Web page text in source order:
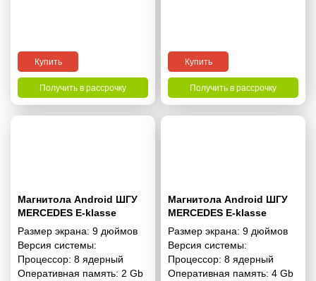
Купить
Получить в рассрочку
Купить
Получить в рассрочку
Магнитола Android ШГУ
MERCEDES E-klasse
(W211) 2002-2009; CLS-
klasse (C219) 2004-2010 9
дюймов - 10.1 2/32 Гб
Simple
Размер экрана: 9 дюймов
Версия системы:
Процессор: 8 ядерный
Оперативная память: 2 Gb
Магнитола Android ШГУ
MERCEDES E-klasse
(W211) 2002-2009; CLS-
klasse (C219) 2004-2010 9
дюймов - 10.1 4/64 Гб Pro
Размер экрана: 9 дюймов
Версия системы:
Процессор: 8 ядерный
Оперативная память: 4 Gb